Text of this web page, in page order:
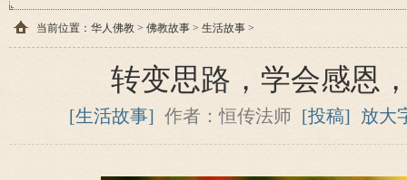
当前位置： 华人佛教 > 佛教故事 > 生活故事 >
转变思路，学会感恩
[生活故事] 作者：恒传法师 [投稿] 放大